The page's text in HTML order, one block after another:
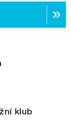
klub